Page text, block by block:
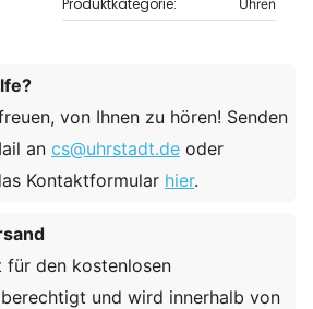
Produktkategorie: Uhren
von Ihnen zu hören! Senden
an cs@uhrstadt.de oder
Kontaktformular hier.
für den kostenlosen
und wird innerhalb von